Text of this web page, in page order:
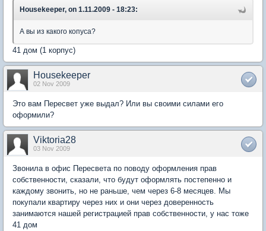
Housekeeper, on 1.11.2009 - 18:23:
А вы из какого копуса?
41 дом (1 корпус)
Housekeeper
02 Nov 2009
Это вам Пересвет уже выдал? Или вы своими силами его
оформили?
Viktoria28
03 Nov 2009
Звонила в офис Пересвета по поводу оформления прав
собственности, сказали, что будут оформлять постепенно и
каждому звонить, но не раньше, чем через 6-8 месяцев. Мы
покупали квартиру через них и они через доверенность
занимаются нашей регистрацией прав собственности, у нас тоже
41 дом